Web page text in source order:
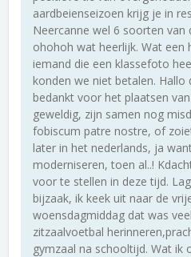
aardbeienseizoen krijg je in
Neercanne wel 6 soorten van
ohohoh wat heerlijk. Wat een
iemand die een klassefoto
konden we niet betalen. Hallo
bedankt voor het plaatsen
geweldig, zijn samen nog
fobiscum patre nostre, of
later in het nederlands, ja
moderniseren, toen al..!
voor te stellen in deze tijd.
bijzaak, ik keek uit naar de
woensdagmiddag dat was
zitzaalvoetbal
gymzaal na schooltijd. Wat ik